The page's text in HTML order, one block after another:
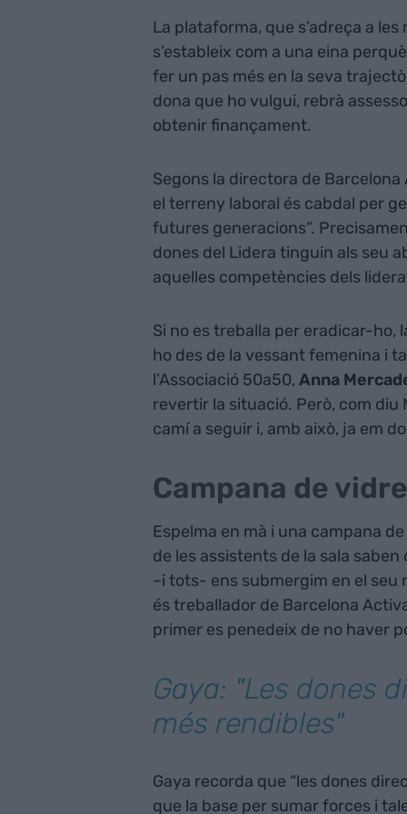
La plataforma, que s’adreça a
s’estableix com a una eina
fer un pas més en la seva
dona que ho vulgui, rebrà
obtenir finançament.
Segons la directora de Barcelona
el terreny laboral és cabdal per
futures generacions”.
dones del Lidera tinguin als seu
aquelles competències dels
Si no es treballa per eradicar-ho,
ho des de la vessant femenina i
l’Associació 50a50, Anna
revertir la situació. Però, com diu
camí a seguir i, amb això, ja em
Campana de vidre
Espelma en mà i una campana
de les assistents de la sala
–i tots- ens submergim en el seu
és treballador de Barcelona
primer es penedeix de no haver
Gaya: "Les dones
més rendibles"
Gaya recorda que “les dones
que la base per sumar forces i